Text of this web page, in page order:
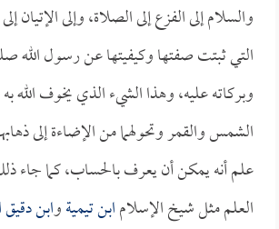
والسلام إلى الفزع إلى الصلاة، وإلى الإتيان
التي ثبتت صفتها وكيفيتها عن رسول الله
وبركاته عليه، وهذا الشيء الذي يخوف الله
الشمس والقمر وتحولهما من الإضاءة إلى
علم أنه يمكن أن يعرف بالحساب، كما
العلم مثل شيخ الإسلامابن تيميةوابن دقيق